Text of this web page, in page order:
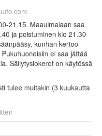
21.15. Maauimalaan saa
ja poistuminen klo 21.30
kunhan kertoo
ei saa jättää
Säilytyslokerot on käytössä
tulee muitakin (3 kuukautta